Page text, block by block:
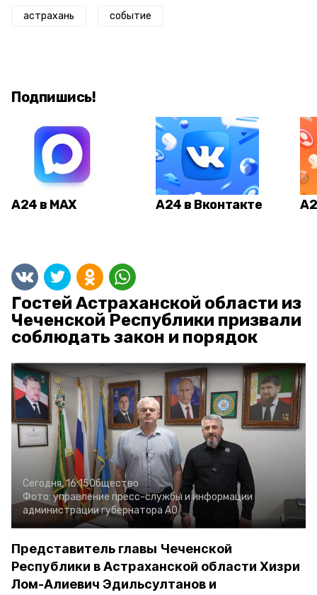
астрахань событие
Подпишись!
А24 в MAX А24 в Вконтакте
Гостей Астраханской области из
Чеченской Республики призвали
соблюдать закон и порядок
Сегодня, 16:15Общество
Фото: управление пресс-службы и информации
администрации губернатора АО
Представитель главы Чеченской
Республики в Астраханской области Хизри
Лом-Алиевич Эдильсултанов и